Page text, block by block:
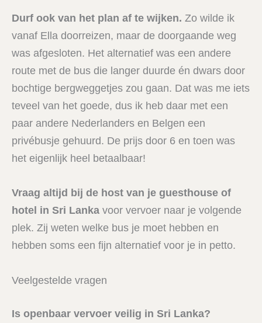
Durf ook van het plan af te wijken. Zo wilde ik
vanaf Ella doorreizen, maar de doorgaande weg
was afgesloten. Het alternatief was een andere
route met de bus die langer duurde én dwars door
bochtige bergweggetjes zou gaan. Dat was me iets
teveel van het goede, dus ik heb daar met een
paar andere Nederlanders en Belgen een
privébusje gehuurd. De prijs door 6 en toen was
het eigenlijk heel betaalbaar!
Vraag altijd bij de host van je guesthouse of
hotel in Sri Lanka voor vervoer naar je volgende
plek. Zij weten welke bus je moet hebben en
hebben soms een fijn alternatief voor je in petto.
Veelgestelde vragen
Is openbaar vervoer veilig in Sri Lanka?